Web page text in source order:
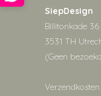
SiepDesign
Billitonkade 36
3531 TH
(Geen
Verzendkosten